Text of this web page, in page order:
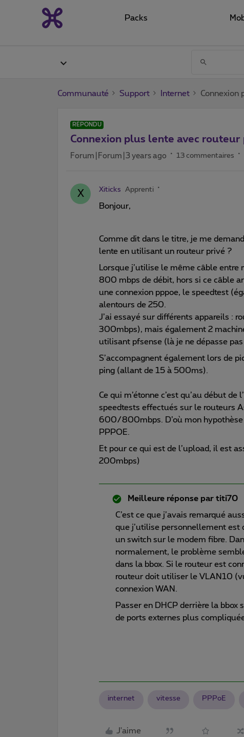
Packs
Communauté Support Internet Connexion
RÉPONDU
Connexion plus lente avec routeur
Forum|Forum|3 years ago 13 commentaires
X Xiticks Apprenti
Bonjour,
Comme dit dans le titre, je me
lente en utilisant un routeur privé ?
Lorsque j’utilise le même câble entre
800 mbps de débit, hors si ce câble
une connexion pppoe, le speedtest
alentours de 250.
J’ai essayé sur différents appareils :
300mbps), mais également 2
utilisant pfsense (là je ne dépasse
S’accompagnent également lors de
ping (allant de 15 à 500ms).
Ce qui m’étonne c’est qu’au début
speedtests effectués sur le routeurs
600/800mbps. D’où mon hypothèse
PPPOE.
Et pour ce qui est de l’upload, il est
200mbps)
Meilleure réponse par titi70
C’est ce que j’avais remarqué
que j’utilise personnellement est
un switch sur le modem fibre.
normalement, le problème
dans la bbox. Si le routeur est
routeur doit utiliser le VLAN10
connexion WAN.
Passer en DHCP derrière la
de ports externes plus
internet vitesse PPPoE
J'aime